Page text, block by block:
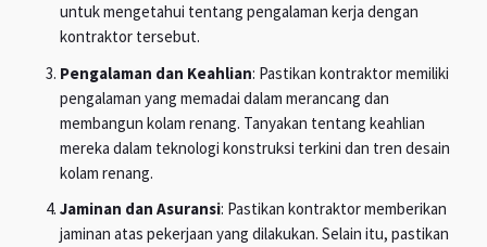
untuk mengetahui tentang pengalaman kerja dengan
kontraktor tersebut.
Pengalaman dan Keahlian: Pastikan kontraktor memiliki
pengalaman yang memadai dalam merancang dan
membangun kolam renang. Tanyakan tentang keahlian
mereka dalam teknologi konstruksi terkini dan tren desain
kolam renang.
Jaminan dan Asuransi: Pastikan kontraktor memberikan
jaminan atas pekerjaan yang dilakukan. Selain itu, pastikan